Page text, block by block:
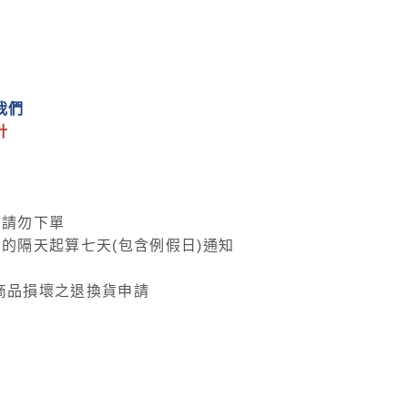
們
勿下單
隔天起算七天(包含例假日)通知
品損壞之退換貨申請